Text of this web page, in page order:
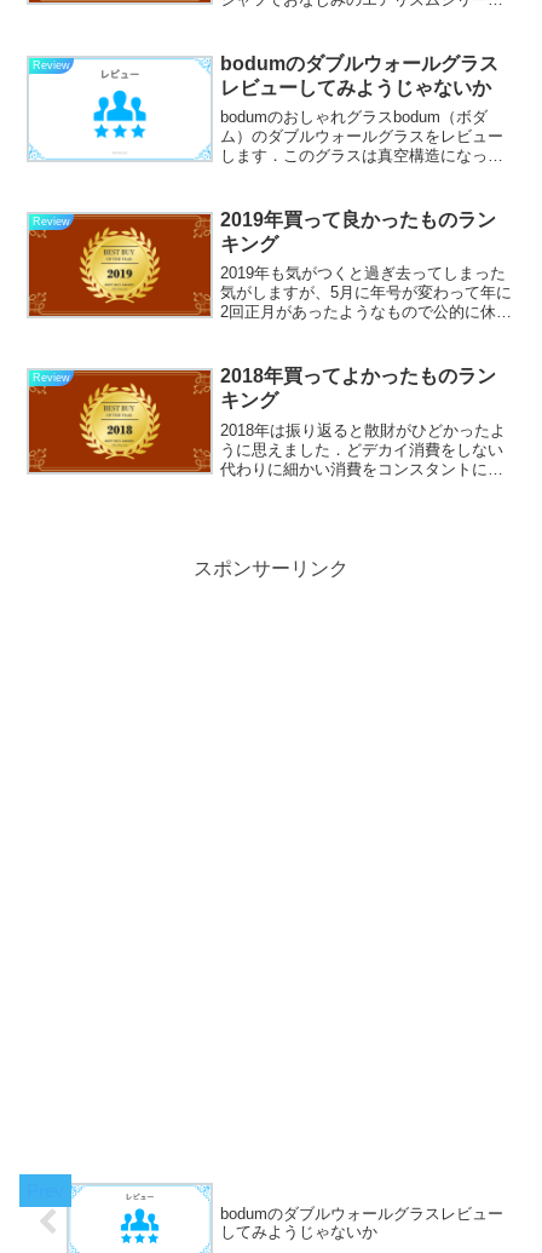
常にサラサラでフィットしているため，
ジーンズ（これも...
Review
bodumのダブルウォールグラス
レビューしてみようじゃないか
bodumのおしゃれグラスbodum（ボダ
ム）のダブルウォールグラスをレビュー
します．このグラスは真空構造になって
特徴です． THERMOSを代表するステン
レス真空グラ...
Review
2019年買って良かったものラン
キング
2019年も気がつくと過ぎ去ってしまった
気がしますが、5月に年号が変わって年に
2回正月があったようなもので公的に休め
の推進など消費に関わるニュースも多く
て、何かに託けて...
Review
2018年買ってよかったものラン
キング
2018年は振り返ると散財がひどかったよ
うに思えました．どデカイ消費をしない
代わりに細かい消費をコンスタントにつ
スポンサーリンク
bodumのダブルウォールグラスレビュー
してみようじゃないか